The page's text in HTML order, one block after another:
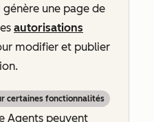
une page de
autorisations
modifier et publier
certaines fonctionnalités
Agents peuvent